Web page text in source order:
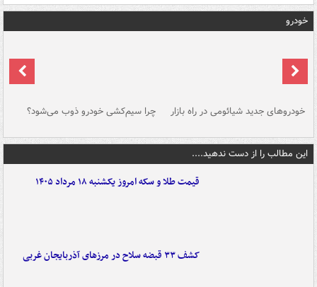
خودرو
خودروهای جدید شیائومی در راه بازار چرا سیم‌کشی خودرو ذوب می‌شود؟
این مطالب را از دست ندهید....
قیمت طلا و سکه امروز یکشنبه ۱۸ مرداد ۱۴۰۵
کشف ۳۳ قبضه سلاح در مرزهای آذربایجان غربی